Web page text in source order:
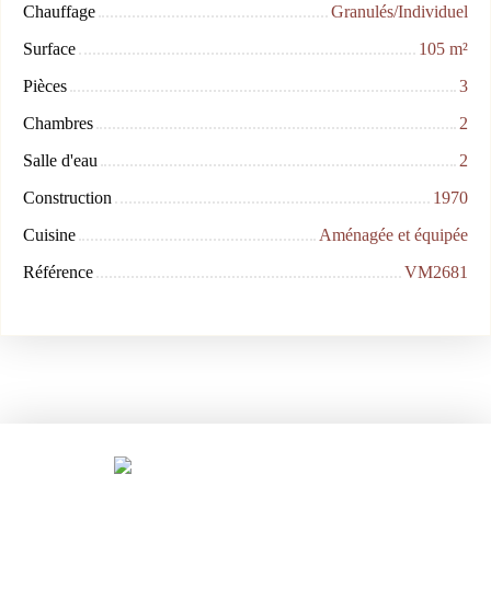
Chauffage
Granulés/Individuel
Surface
105 m²
Pièces
3
Chambres
2
Salle d'eau
2
Construction
1970
Cuisine
Aménagée et équipée
Référence
VM2681